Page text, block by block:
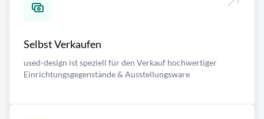
Selbst Verkaufen
used-design ist speziell für den Verkauf hochwertiger
Einrichtungsgegenstände & Ausstellungsware